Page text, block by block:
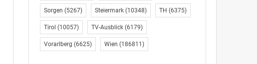
Sorgen (5267) Steiermark(10348) TH (6375)
Tirol (10057) TV-Ausblick(6179)
Vorarlberg (6625) Wien (186811)